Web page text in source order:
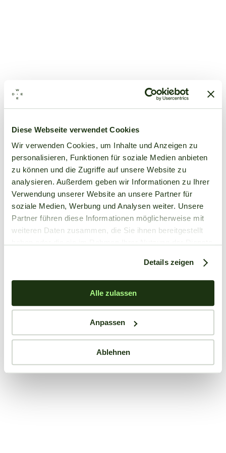
Diese Webseite verwendet Cookies
Wir verwenden Cookies, um Inhalte und Anzeigen zu
personalisieren, Funktionen für soziale Medien anbieten
zu können und die Zugriffe auf unsere Website zu
analysieren. Außerdem geben wir Informationen zu Ihrer
Verwendung unserer Website an unsere Partner für
soziale Medien, Werbung und Analysen weiter. Unsere
Partner führen diese Informationen möglicherweise mit
weiteren Daten zusammen, die Sie ihnen bereitgestellt
Details zeigen
Alle zulassen
Anpassen
Ablehnen